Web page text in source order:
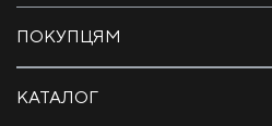
КАТАЛОГ
ПОКУПЦЯМ